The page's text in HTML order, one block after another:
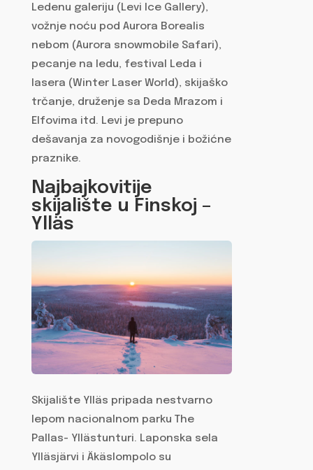
Ledenu galeriju (Levi Ice Gallery),
vožnje noću pod Aurora Borealis
nebom (Aurora snowmobile Safari),
pecanje na ledu, festival Leda i
lasera (Winter Laser World), skijaško
trčanje, druženje sa Deda Mrazom i
Elfovima itd. Levi je prepuno
dešavanja za novogodišnje i božićne
praznike.
Najbajkovitije
skijalište u Finskoj –
Ylläs
Skijalište Ylläs pripada nestvarno
lepom nacionalnom parku The
Pallas- Yllästunturi. Laponska sela
Ylläsjärvi i Äkäslompolo su